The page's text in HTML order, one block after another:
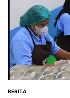
POSTED
BERITA